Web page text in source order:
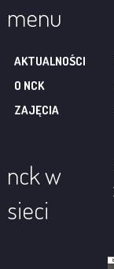
menu
AKTUALNOŚCI
O NCK
ZAJĘCIA
nck w
sieci